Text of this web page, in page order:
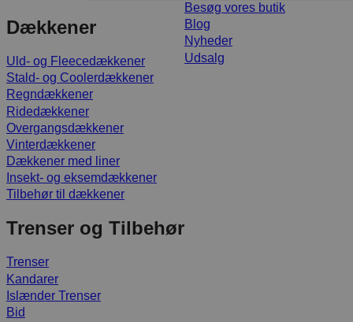
Dækkener
Uld- og Fleecedækkener
Stald- og Coolerdækkener
Regndækkener
Ridedækkener
Overgangsdækkener
Vinterdækkener
Dækkener med liner
Insekt- og eksemdækkener
Tilbehør til dækkener
Trenser og Tilbehør
Trenser
Kandarer
Islænder Trenser
Bid
Besøg vores butik
Blog
Nyheder
Udsalg